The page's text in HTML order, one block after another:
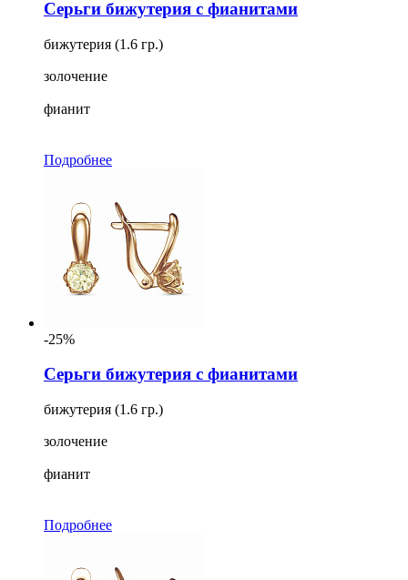
Серьги бижутерия с фианитами
бижутерия (1.6 гр.)
золочение
фианит
Подробнее
-25%
Серьги бижутерия с фианитами
бижутерия (1.6 гр.)
золочение
фианит
Подробнее